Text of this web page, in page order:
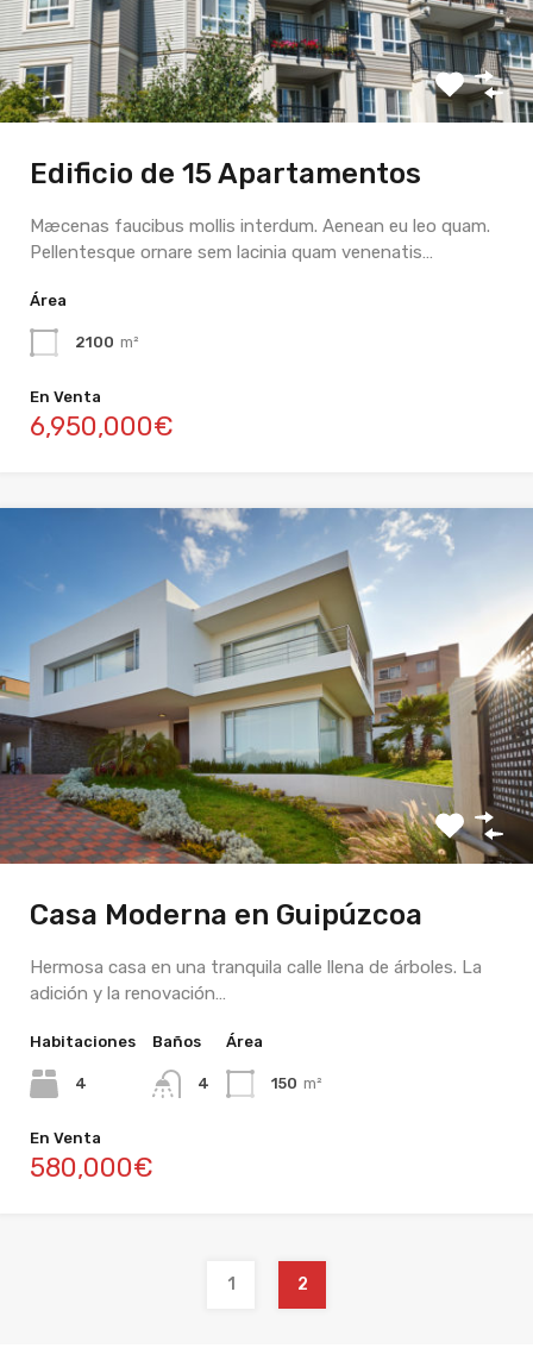
Edificio de 15 Apartamentos
Mæcenas faucibus mollis interdum. Aenean eu leo quam.
Pellentesque ornare sem lacinia quam venenatis…
Área
2100 m²
En Venta
6,950,000€
Casa Moderna en Guipúzcoa
Hermosa casa en una tranquila calle llena de árboles. La
adición y la renovación…
Habitaciones
4
Baños
4
Área
150 m²
En Venta
580,000€
1 2